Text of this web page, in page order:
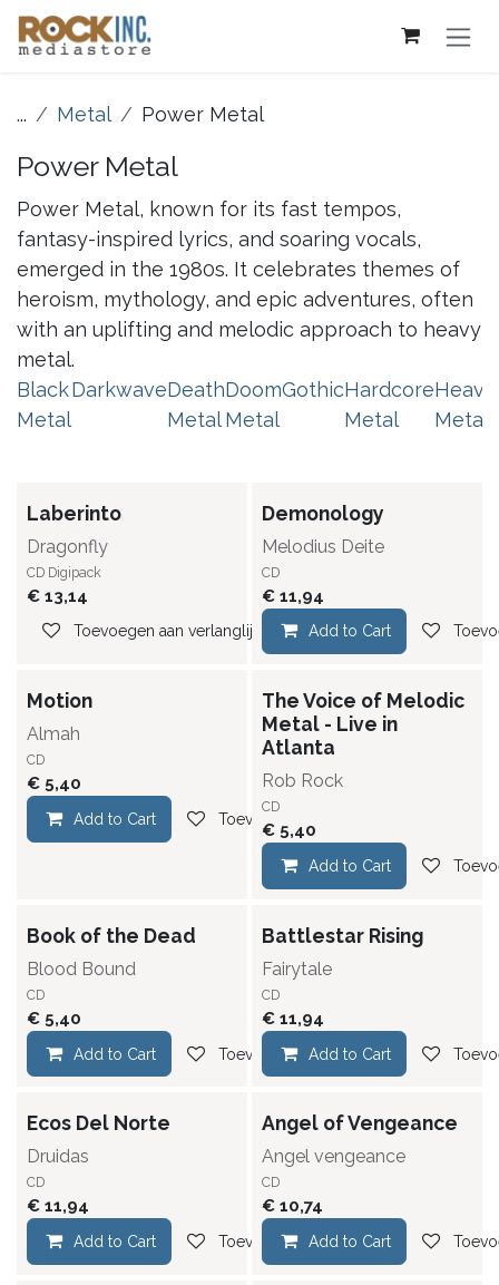
Overslaan naar inhoud
... Metal Power Metal
Power Metal
Power Metal, known for its fast tempos,
fantasy-inspired lyrics, and soaring vocals,
emerged in the 1980s. It celebrates themes of
heroism, mythology, and epic adventures, often
with an uplifting and melodic approach to heavy
metal.
Black
Metal
DarkwaveDeath
Metal
Doom
Metal
GothicHardcore
Metal
Heavy
Metal
Laberinto
Dragonfly
CD Digipack
€ 13,14
Toevoegen aan verlanglijst
Demonology
Melodius Deite
CD
€ 11,94
Add to Cart
Motion
Almah
CD
€ 5,40
Add to Cart Toevoegen aan verlanglijst
The Voice of Melodic
Metal - Live in
Atlanta
Rob Rock
CD
€ 5,40
Add to Cart
Book of the Dead
Blood Bound
CD
€ 5,40
Add to Cart Toevoegen aan verlanglijst
Battlestar Rising
Fairytale
CD
€ 11,94
Add to Cart
Ecos Del Norte
Druidas
CD
€ 11,94
Add to Cart Toevoegen aan verlanglijst
Angel of Vengeance
Angel vengeance
CD
€ 10,74
Add to Cart